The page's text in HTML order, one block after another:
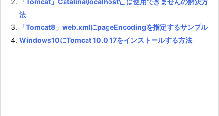
法
「Tomcat8」web.xmlにpageEncodingを指定するサンプル
Windows10にTomcat 10.0.17をインストールする方法